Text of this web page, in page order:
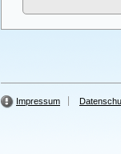
Impressum